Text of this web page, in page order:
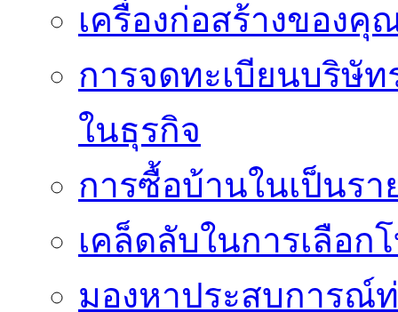
เครื่องก่อสร้างของ
การจดทะเบียนบริษั
ในธุรกิจ
การซื้อบ้านในเป็นร
เคล็ดลับในการเลือก
มองหาประสบการณ์